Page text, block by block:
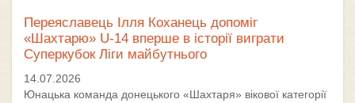
Переяславець Ілля Коханець допоміг
«Шахтарю» U-14 вперше в історії виграти
Суперкубок Ліги майбутнього
14.07.2026
Юнацька команда донецького «Шахтаря» вікової категорії